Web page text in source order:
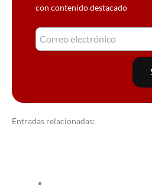
con contenido destacado
Entradas relacionadas: